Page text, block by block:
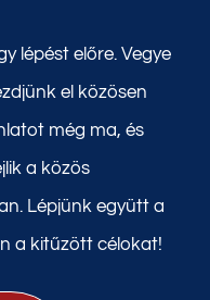
lépést előre. Vegye
el közösen
még ma, és
a közös
Lépjünk együtt a
a kitűzött célokat!